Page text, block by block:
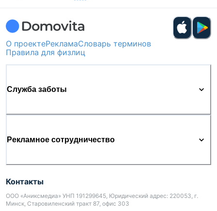
О проектеРекламаСловарь терминов
Правила для физлиц
Служба заботы
Рекламное сотрудничество
Контакты
ООО «Аниксмедиа» УНП 191299645, Юридический адрес: 220053, г.
Минск, Старовиленский тракт 87, офис 303